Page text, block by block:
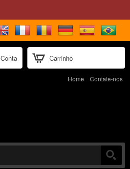
Carrinho
Conta
Home Contate-nos